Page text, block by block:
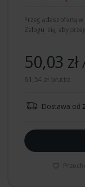
Przeglądasz ofertę
Zaloguj się, aby
50,03 zł
61,54 zł brutto
Dostawa od